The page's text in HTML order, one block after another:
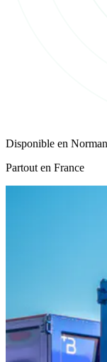
Disponible en
Partout en France